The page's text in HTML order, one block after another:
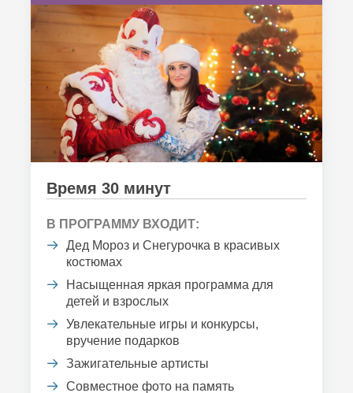
Время 30 минут
В ПРОГРАММУ ВХОДИТ:
Дед Мороз и Снегурочка в красивых
костюмах
Насыщенная яркая программа для
детей и взрослых
Увлекательные игры и конкурсы,
вручение подарков
Зажигательные артисты
Совместное фото на память